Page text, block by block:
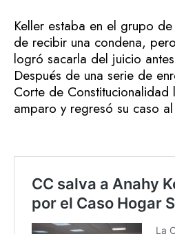
Keller estaba en el grupo
de recibir una condena,
logró sacarla del juicio
Después de una serie de
Corte de Constitucionalidad
amparo y regresó su caso